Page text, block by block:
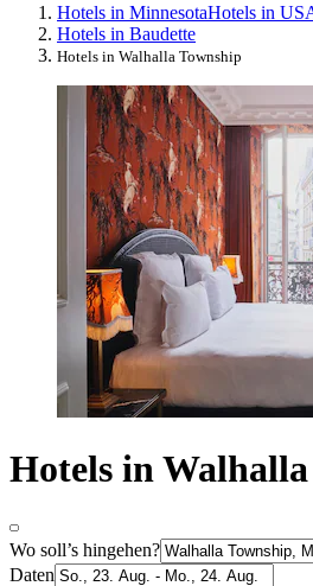
Hotels in MinnesotaHotels in
Hotels in Baudette
Hotels in Walhalla Township
Hotels in
Wo soll’s hingehen?
Daten